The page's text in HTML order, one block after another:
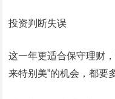
投资判断失误
这一年更适合保守理财
来特别美”的机会，都要